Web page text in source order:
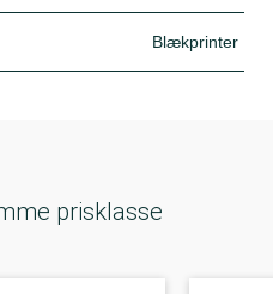
Blækprinter
prisklasse